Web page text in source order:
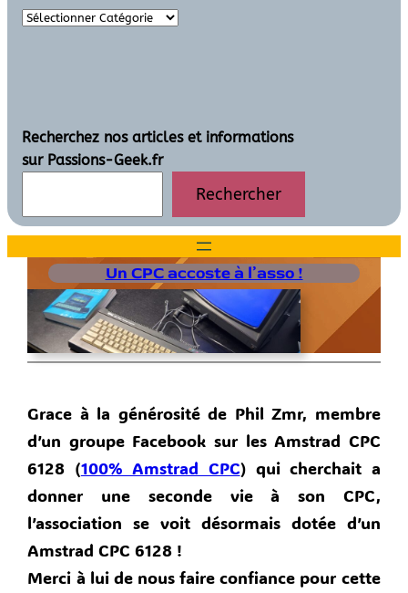
Recherchez nos articles et informations
sur Passions-Geek.fr
Rechercher
Un CPC accoste à l’asso !
Grace à la générosité de Phil Zmr, membre
d’un groupe Facebook sur les Amstrad CPC
6128 (100% Amstrad CPC) qui cherchait a
donner une seconde vie à son CPC,
l’association se voit désormais dotée d’un
Amstrad CPC 6128 !
Merci à lui de nous faire confiance pour cette